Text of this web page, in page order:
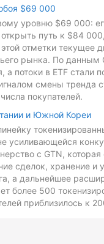
$69 000
уровню $69 000:
путь к $84
отметки текущее
рынка. По данным
а потоки в ETF стали
смены тренда
покупателей.
и Южной Кореи
усиливающейся
с GTN,
сделок, хранение и
а дальнейшее
более 500
приблизилось к